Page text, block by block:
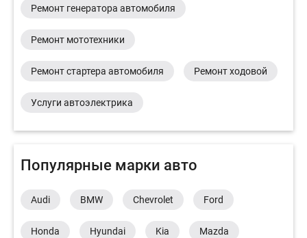
Ремонт генератора автомобиля
Ремонт мототехники
Ремонт стартера автомобиля Ремонт ходовой
Услуги автоэлектрика
Популярные марки авто
Audi BMW Chevrolet Ford
Honda Hyundai Kia Mazda